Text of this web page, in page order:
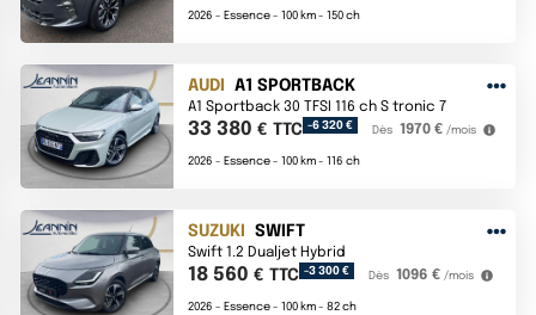
2026 - Essence - 100 km - 150 ch
AUDI A1 SPORTBACK
A1 Sportback 30 TFSI 116 ch S tronic 7
33 380 € TTC -6 320 € Dès 1970 € /mois
2026 - Essence - 100 km - 116 ch
SUZUKI SWIFT
Swift 1.2 Dualjet Hybrid
18 560 € TTC -3 300 € Dès 1096 € /mois
2026 - Essence - 100 km - 82 ch